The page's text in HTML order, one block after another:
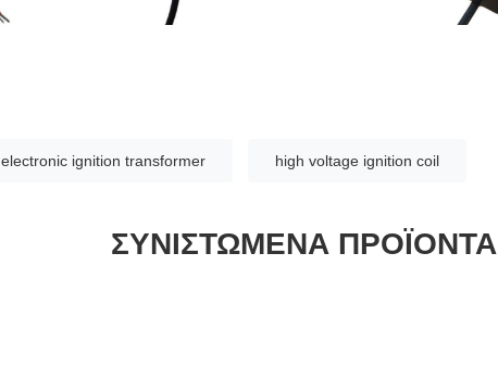
electronic ignition transformer high voltage ignition coil
ΣΥΝΙΣΤΏΜΕΝΑ ΠΡΟΪΌΝΤΑ